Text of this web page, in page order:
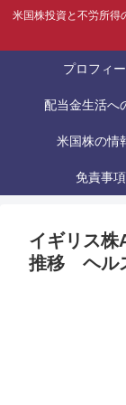
米国株投資と不労所得
プロフィ
配当金生活へ
米国株の情
免責事項
イギリス株
推移 ヘル